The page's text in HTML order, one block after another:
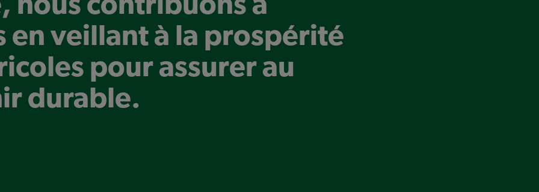
nous contribuons à
en veillant à la prospérité
pour assurer au
durable.